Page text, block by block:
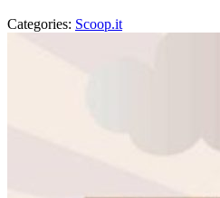
Categories: Scoop.it